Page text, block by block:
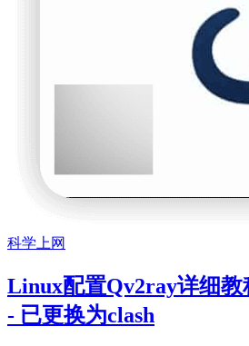
科学上网
Linux配置Qv2ray详细教
- 已更换为clash